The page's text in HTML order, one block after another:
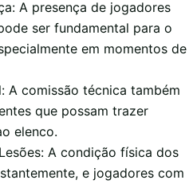
A presença de jogadores
ser fundamental para o
em momentos de
A comissão técnica também
que possam trazer
elenco.
A condição física dos
e jogadores com